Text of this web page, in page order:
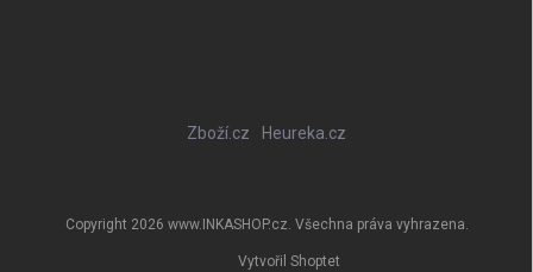
Zboží.cz Heureka.cz
Vytvořil Shoptet
Copyright 2026 www.INKASHOP.cz. Všechna práva vyhrazena.